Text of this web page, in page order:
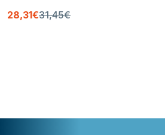
28,31€31,45€